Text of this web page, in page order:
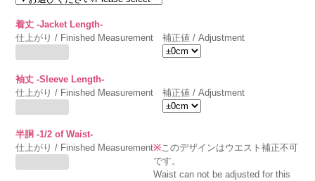
着丈 -Jacket Length-
仕上がり / Finished Measurement
補正値 / Adjustment
袖丈 -Sleeve Length-
仕上がり / Finished Measurement
補正値 / Adjustment
半胴 -1/2 of Waist-
仕上がり / Finished Measurement※ このデザインはウエスト補正不可
です。
Waist can not be adjusted for this